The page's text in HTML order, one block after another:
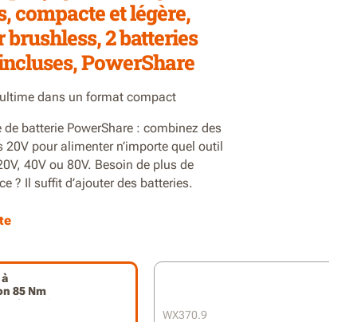
compacte et légère,
brushless, 2 batteries
PowerShare
dans un format compact
de batterie PowerShare : combinez des
20V pour alimenter n’importe quel outil
40V ou 80V. Besoin de plus de
? Il suffit d’ajouter des batteries.
Nm de couple
compacte de 171 mm pour les espaces
85 Nm
4,0
WX370.9